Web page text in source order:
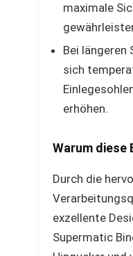
maximale
Bei längeren
sich
erhöhen.
Warum diese
Durch die
exzellente
Supermatic